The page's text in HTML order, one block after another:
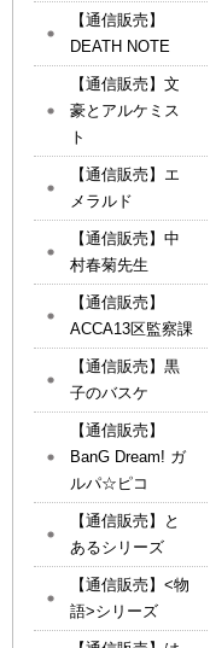
【通信販売】
DEATH NOTE
【通信販売】文
豪とアルケミス
ト
【通信販売】エ
メラルド
【通信販売】中
村春菊先生
【通信販売】
ACCA13区監察課
【通信販売】黒
子のバスケ
【通信販売】
BanG Dream! ガ
ルパ☆ピコ
【通信販売】と
あるシリーズ
【通信販売】<物
語>シリーズ